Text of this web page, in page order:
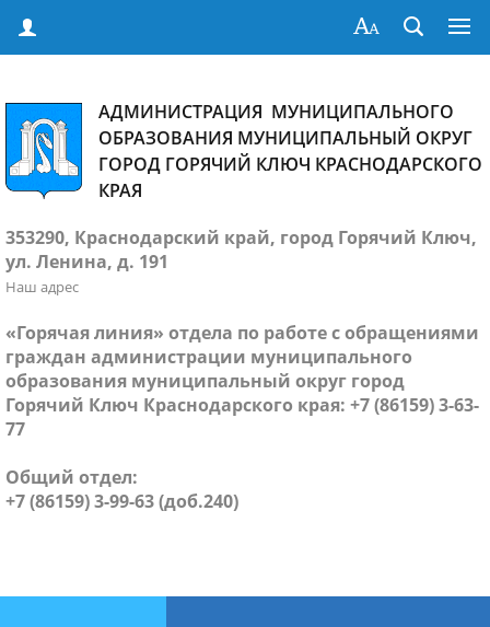
АДМИНИСТРАЦИЯ МУНИЦИПАЛЬНОГО
ОБРАЗОВАНИЯ МУНИЦИПАЛЬНЫЙ ОКРУГ
ГОРОД ГОРЯЧИЙ КЛЮЧ КРАСНОДАРСКОГО
КРАЯ
353290, Краснодарский край, город Горячий Ключ,
ул. Ленина, д. 191
Наш адрес
«Горячая линия» отдела по работе с обращениями
граждан администрации муниципального
образования муниципальный округ город
Горячий Ключ Краснодарского края: +7 (86159) 3-63-
77
Общий отдел:
+7 (86159) 3-99-63 (доб.240)